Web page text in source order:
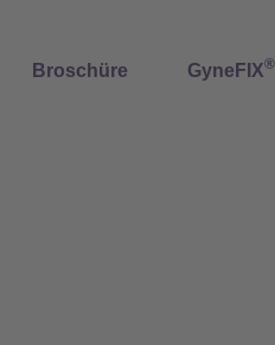
Broschüre GyneFIX®